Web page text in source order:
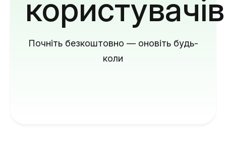
користувачів
Почніть безкоштовно — оновіть будь-
коли